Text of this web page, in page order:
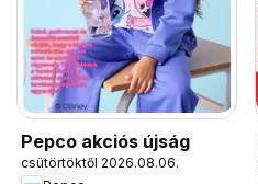
Pepco akciós újság
csütörtöktől 2026.08.06.